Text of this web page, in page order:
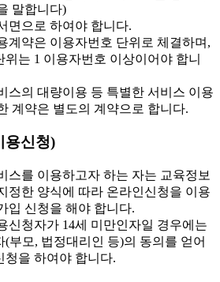
말합니다)
면으로 하여야 합니다.
계약은 이용자번호 단위로 체결하며,
위는 1 이용자번호 이상이어야 합니
스의 대량이용 등 특별한 서비스 이용
계약은 별도의 계약으로 합니다.
용신청)
스를 이용하고자 하는 자는 교육정보
정한 양식에 따라 온라인신청을 이용
입 신청을 해야 합니다.
신청자가 14세 미만인자일 경우에는
(부모, 법정대리인 등)의 동의를 얻어
청을 하여야 합니다.